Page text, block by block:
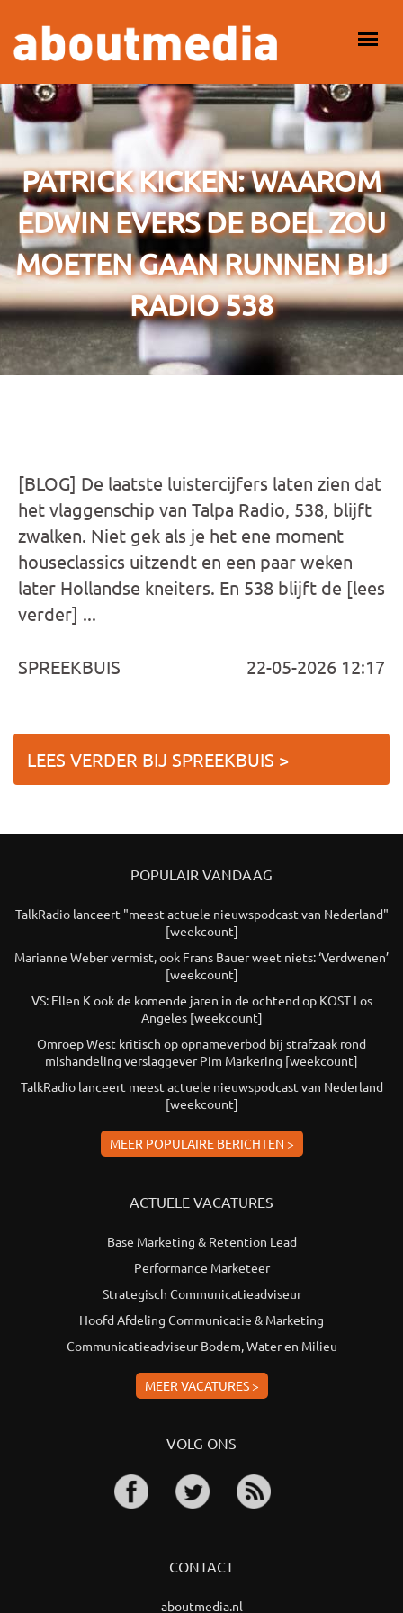
HOOFDMENU
PATRICK KICKEN: WAAROM
EDWIN EVERS DE BOEL ZOU
MOETEN GAAN RUNNEN BIJ
RADIO 538
[BLOG] De laatste luistercijfers laten zien dat
het vlaggenschip van Talpa Radio, 538, blijft
zwalken. Niet gek als je het ene moment
houseclassics uitzendt en een paar weken
later Hollandse kneiters. En 538 blijft de [lees
verder] ...
SPREEKBUIS 22-05-2026 12:17
LEES VERDER BIJ SPREEKBUIS >
POPULAIR VANDAAG
TalkRadio lanceert "meest actuele nieuwspodcast van Nederland"
[weekcount]
Marianne Weber vermist, ook Frans Bauer weet niets: ‘Verdwenen’
[weekcount]
VS: Ellen K ook de komende jaren in de ochtend op KOST Los
Angeles [weekcount]
Omroep West kritisch op opnameverbod bij strafzaak rond
mishandeling verslaggever Pim Markering [weekcount]
TalkRadio lanceert meest actuele nieuwspodcast van Nederland
[weekcount]
MEER POPULAIRE BERICHTEN >
ACTUELE VACATURES
Base Marketing & Retention Lead
Performance Marketeer
Strategisch Communicatieadviseur
Hoofd Afdeling Communicatie & Marketing
Communicatieadviseur Bodem, Water en Milieu
MEER VACATURES >
VOLG ONS
CONTACT
aboutmedia.nl